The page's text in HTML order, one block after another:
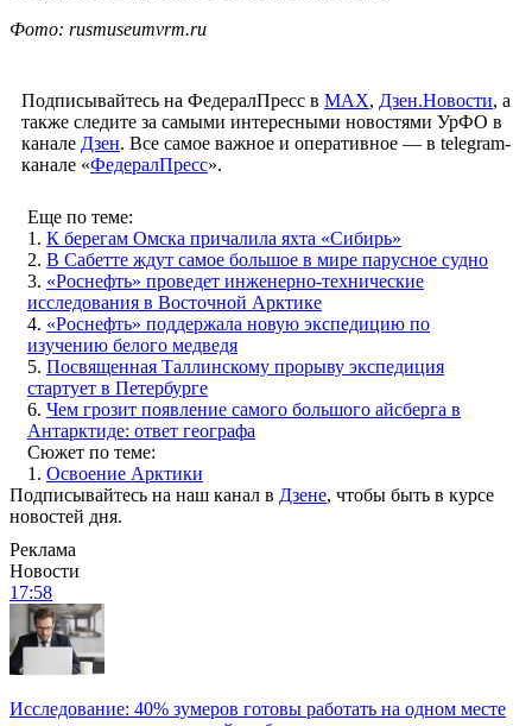
Фото: rusmuseumvrm.ru
Подписывайтесь на ФедералПресс в МАХ, Дзен.Новости, а
также следите за самыми интересными новостями УрФО в
канале Дзен. Все самое важное и оперативное — в telegram-
канале «ФедералПресс».
Еще по теме:
1. К берегам Омска причалила яхта «Сибирь»
2. В Сабетте ждут самое большое в мире парусное судно
3. «Роснефть» проведет инженерно-технические
исследования в Восточной Арктике
4. «Роснефть» поддержала новую экспедицию по
изучению белого медведя
5. Посвященная Таллинскому прорыву экспедиция
стартует в Петербурге
6. Чем грозит появление самого большого айсберга в
Антарктиде: ответ географа
Сюжет по теме:
1. Освоение Арктики
Подписывайтесь на наш канал в Дзене, чтобы быть в курсе
новостей дня.
Реклама
Новости
17:58
Исследование: 40% зумеров готовы работать на одном месте